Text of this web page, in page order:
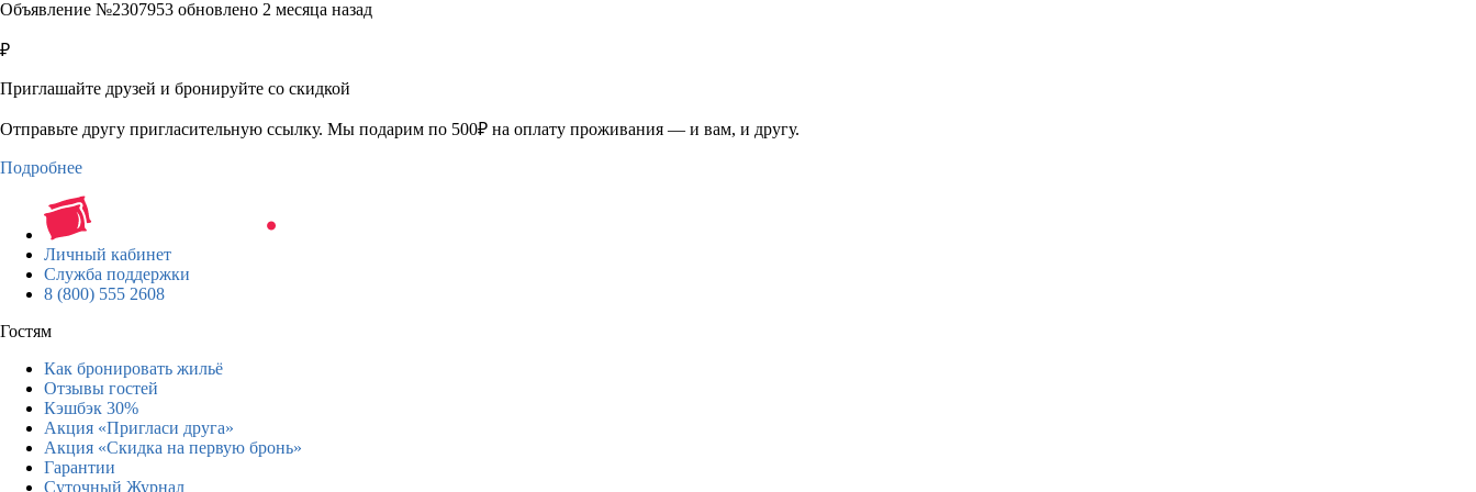
Объявление №2307953 обновлено 2 месяца назад
₽
Приглашайте друзей и бронируйте со скидкой
Отправьте другу пригласительную ссылку. Мы подарим по 500₽ на оплату проживания — и вам, и другу.
Подробнее
Личный кабинет
Служба поддержки
8 (800) 555 2608
Гостям
Как бронировать жильё
Отзывы гостей
Кэшбэк 30%
Акция «Пригласи друга»
Акция «Скидка на первую бронь»
Гарантии
Суточный Журнал